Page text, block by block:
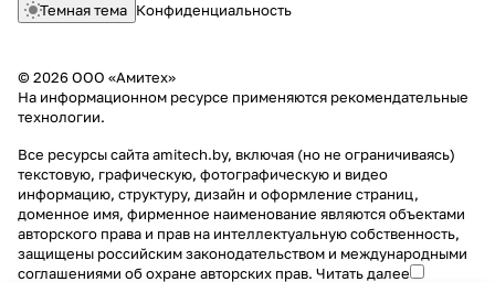
Темная тема Конфиденциальность
© 2026 ООО «Амитех»
На информационном ресурсе применяются рекомендательные
технологии.
Все ресурсы сайта amitech.by, включая (но не ограничиваясь)
текстовую, графическую, фотографическую и видео
информацию, структуру, дизайн и оформление страниц,
доменное имя, фирменное наименование являются объектами
авторского права и прав на интеллектуальную собственность,
защищены российским законодательством и международными
соглашениями об охране авторских прав. Читать далее